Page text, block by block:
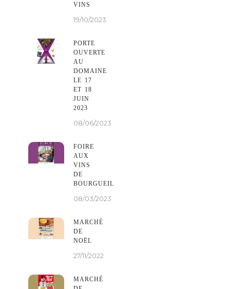
VINS
19/10/2023
PORTE
OUVERTE
AU
DOMAINE
LE 17
ET 18
JUIN
2023
08/06/2023
FOIRE
AUX
VINS
DE
BOURGUEIL
08/03/2023
MARCHÉ
DE
NOËL
27/11/2022
MARCHÉ